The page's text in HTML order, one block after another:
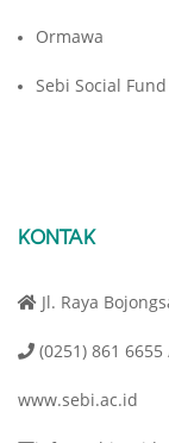
Ormawa
Sebi Social Fund
KONTAK
Jl. Raya
(0251) 861
www.sebi.ac.id